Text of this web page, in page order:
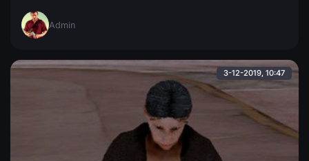
Admin
3-12-2019, 10:47